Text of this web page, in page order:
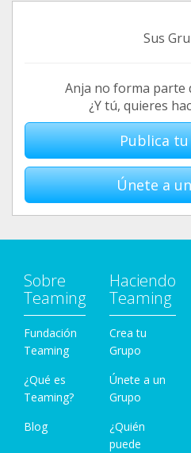
Sus
Anja no forma parte
¿Y tú, quieres
Publica
Únete a
Sobre
Teaming
Fundación
Teaming
¿Qué es
Teaming?
Blog
Haciendo
Teaming
Crea tu
Grupo
Únete a un
Grupo
¿Quién
puede